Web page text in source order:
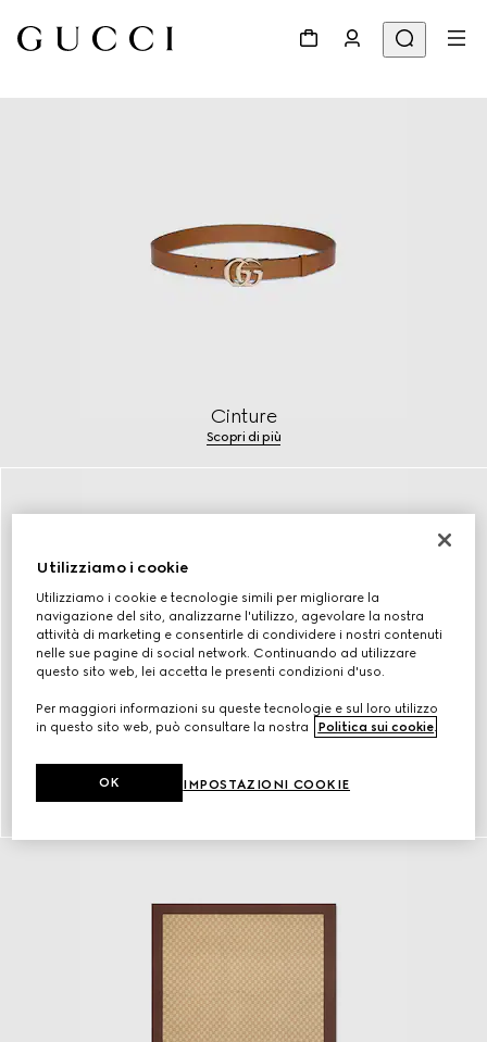
Cinture
Scopri di più
Occhiali
Utilizziamo i cookie
Utilizziamo i cookie e tecnologie simili per migliorare la
navigazione del sito, analizzarne l'utilizzo, agevolare la nostra
attività di marketing e consentirle di condividere i nostri contenuti
nelle sue pagine di social network. Continuando ad utilizzare
questo sito web, lei accetta le presenti condizioni d'uso.
Per maggiori informazioni su queste tecnologie e sul loro utilizzo
in questo sito web, può consultare la nostra
Politica sui cookie
IMPOSTAZIONI COOKIE
OK